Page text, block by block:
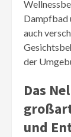
Dampfbad
auch
der
Das
und